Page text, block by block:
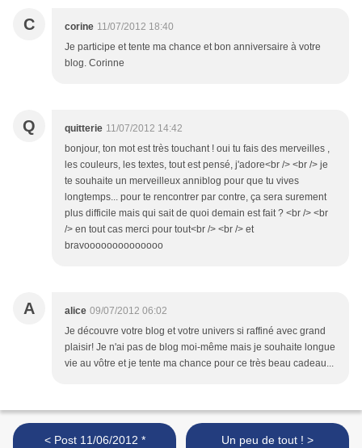
C corine 11/07/2012 18:40
Je participe et tente ma chance et bon anniversaire à votre
blog. Corinne
Q quitterie 11/07/2012 14:42
bonjour, ton mot est très touchant ! oui tu fais des merveilles ,
les couleurs, les textes, tout est pensé, j'adore<br /> <br /> je
te souhaite un merveilleux anniblog pour que tu vives
longtemps... pour te rencontrer par contre, ça sera surement
plus difficile mais qui sait de quoi demain est fait ? <br /> <br
/> en tout cas merci pour tout<br /> <br /> et
bravoooooooooooooo
A alice 09/07/2012 06:02
Je découvre votre blog et votre univers si raffiné avec grand
plaisir! Je n'ai pas de blog moi-même mais je souhaite longue
vie au vôtre et je tente ma chance pour ce très beau cadeau...
< Post 11/06/2012 *
Un peu de tout ! >